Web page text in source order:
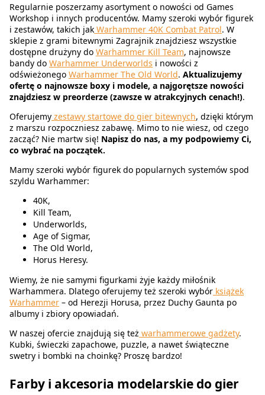
Regularnie poszerzamy asortyment o nowości od Games
Workshop i innych producentów. Mamy szeroki wybór figurek
i zestawów, takich jak Warhammer 40K Combat Patrol. W
sklepie z grami bitewnymi Zagrajnik znajdziesz wszystkie
dostępne drużyny do Warhammer Kill Team, najnowsze
bandy do Warhammer Underworlds i nowości z
odświeżonego Warhammer The Old World. Aktualizujemy
ofertę o najnowsze boxy i modele, a najgorętsze nowości
znajdziesz w preorderze (zawsze w atrakcyjnych cenach!).
Oferujemy zestawy startowe do gier bitewnych, dzięki którym
z marszu rozpoczniesz zabawę. Mimo to nie wiesz, od czego
zacząć? Nie martw się! Napisz do nas, a my podpowiemy Ci,
co wybrać na początek.
Mamy szeroki wybór figurek do popularnych systemów spod
szyldu Warhammer:
40K,
Kill Team,
Underworlds,
Age of Sigmar,
The Old World,
Horus Heresy.
Wiemy, że nie samymi figurkami żyje każdy miłośnik
Warhammera. Dlatego oferujemy też szeroki wybór książek
Warhammer – od Herezji Horusa, przez Duchy Gaunta po
albumy i zbiory opowiadań.
W naszej ofercie znajdują się też warhammerowe gadżety.
Kubki, świeczki zapachowe, puzzle, a nawet świąteczne
swetry i bombki na choinkę? Proszę bardzo!
Farby i akcesoria modelarskie do gier